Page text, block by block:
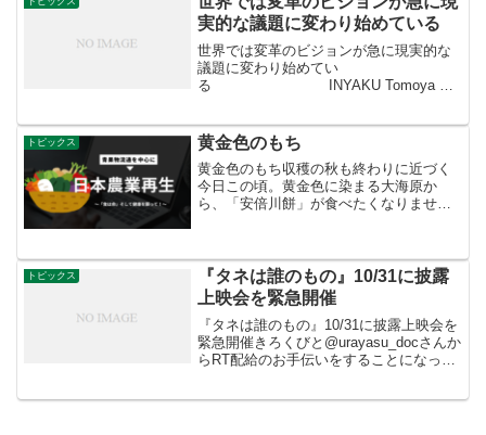
実的な議題に変わり始めている
世界では変革のビジョンが急に現実的な
議題に変わり始めてい
る INYAKU Tomoya 印
受けて、さらに...
トピックス 黄金色のもち
黄金色のもち収穫の秋も終わりに近づく
今日この頃。黄金色に染まる大海原か
ら、「安倍川餅」が食べたくなりません
をまぶした静岡の名物。 名前にある
「安倍川」は、静岡県を流れる...
トピックス
『タネは誰のもの』10/31に披露
上映会を緊急開催
『タネは誰のもの』10/31に披露上映会を
緊急開催きろくびと@urayasu_docさんか
らRT配給のお手伝いをすることになった